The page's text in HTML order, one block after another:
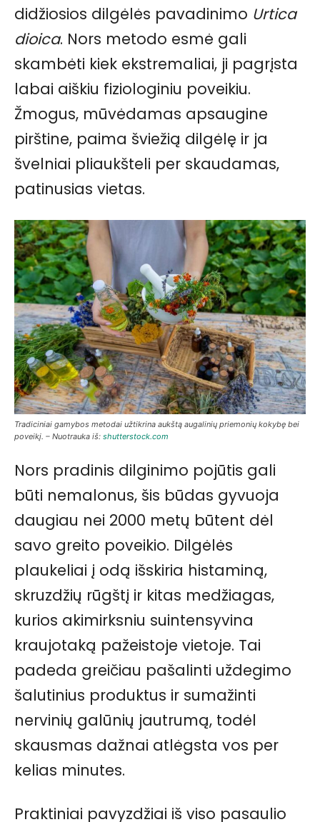
didžiosios dilgėlės pavadinimo Urtica
dioica. Nors metodo esmė gali
skambėti kiek ekstremaliai, ji pagrįsta
labai aiškiu fiziologiniu poveikiu.
Žmogus, mūvėdamas apsaugine
pirštine, paima šviežią dilgėlę ir ja
švelniai pliaukšteli per skaudamas,
patinusias vietas.
Tradiciniai gamybos metodai užtikrina aukštą augalinių priemonių kokybę bei
poveikį. – Nuotrauka iš: shutterstock.com
Nors pradinis dilginimo pojūtis gali
būti nemalonus, šis būdas gyvuoja
daugiau nei 2000 metų būtent dėl
savo greito poveikio. Dilgėlės
plaukeliai į odą išskiria histaminą,
skruzdžių rūgštį ir kitas medžiagas,
kurios akimirksniu suintensyvina
kraujotaką pažeistoje vietoje. Tai
padeda greičiau pašalinti uždegimo
šalutinius produktus ir sumažinti
nervinių galūnių jautrumą, todėl
skausmas dažnai atlėgsta vos per
kelias minutes.
Praktiniai pavyzdžiai iš viso pasaulio